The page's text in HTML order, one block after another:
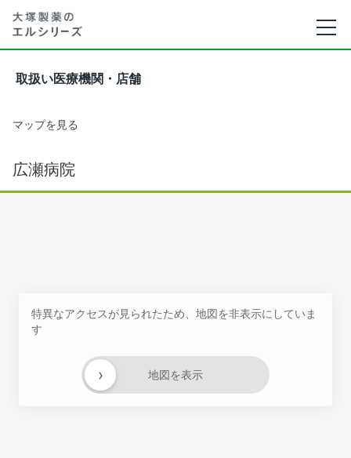
取扱い医療機関・店舗
マップを見る
広瀬病院
特異なアクセスが見られたため、地図を非表示にしていま
す
地図を表示
›